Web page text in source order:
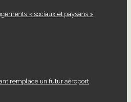
« sociaux et paysans »
remplace un futur aéroport